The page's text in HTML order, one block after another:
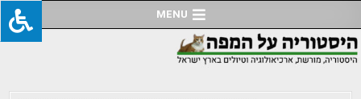
to
content
MENU